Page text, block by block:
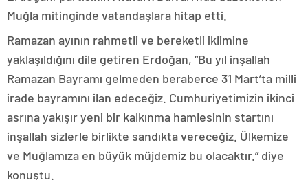
Muğla mitinginde vatandaşlara hitap etti.
Ramazan ayının rahmetli ve bereketli iklimine
yaklaşıldığını dile getiren Erdoğan, “Bu yıl inşallah
Ramazan Bayramı gelmeden beraberce 31 Mart’ta milli
irade bayramını ilan edeceğiz. Cumhuriyetimizin ikinci
asrına yakışır yeni bir kalkınma hamlesinin startını
inşallah sizlerle birlikte sandıkta vereceğiz. Ülkemize
ve Muğlamıza en büyük müjdemiz bu olacaktır.” diye
konuştu.